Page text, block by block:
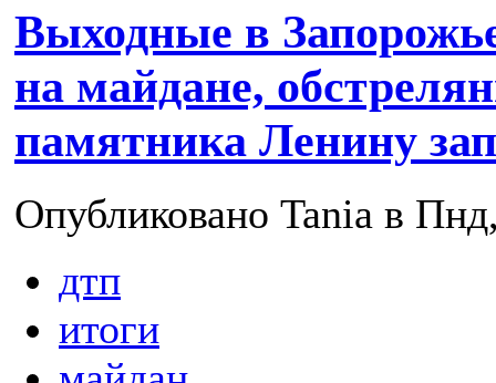
Выходные в
на майдане,
памятника Ленину
Опубликовано Tania в
дтп
итоги